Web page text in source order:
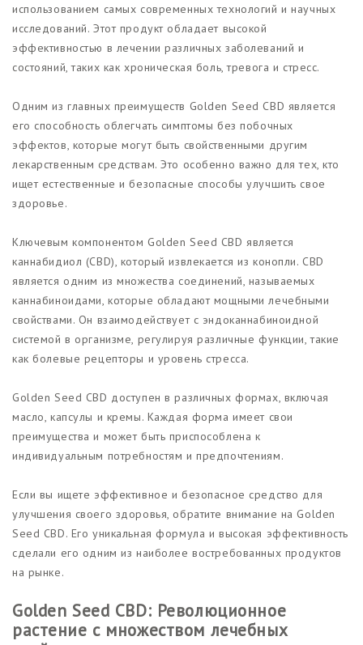
использованием самых современных технологий и научных
исследований. Этот продукт обладает высокой
эффективностью в лечении различных заболеваний и
состояний, таких как хроническая боль, тревога и стресс.
Одним из главных преимуществ Golden Seed CBD является
его способность облегчать симптомы без побочных
эффектов, которые могут быть свойственными другим
лекарственным средствам. Это особенно важно для тех, кто
ищет естественные и безопасные способы улучшить свое
здоровье.
Ключевым компонентом Golden Seed CBD является
каннабидиол (CBD), который извлекается из конопли. CBD
является одним из множества соединений, называемых
каннабиноидами, которые обладают мощными лечебными
свойствами. Он взаимодействует с эндоканнабиноидной
системой в организме, регулируя различные функции, такие
как болевые рецепторы и уровень стресса.
Golden Seed CBD доступен в различных формах, включая
масло, капсулы и кремы. Каждая форма имеет свои
преимущества и может быть приспособлена к
индивидуальным потребностям и предпочтениям.
Если вы ищете эффективное и безопасное средство для
улучшения своего здоровья, обратите внимание на Golden
Seed CBD. Его уникальная формула и высокая эффективность
сделали его одним из наиболее востребованных продуктов
на рынке.
Golden Seed CBD: Революционное
растение с множеством лечебных